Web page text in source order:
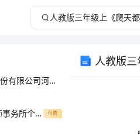
中国石化销售股份有限公司河北唐山迁安三岭加油站介绍企业发展分析报告
2024年度税务师事务所个人总结范文 付费
人教版